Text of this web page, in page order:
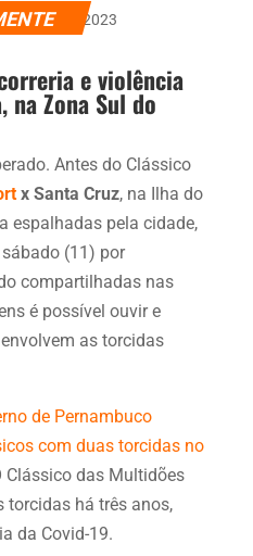
março de 2023
e violência
Zona Sul do
Antes do Clássico
x Santa Cruz, na Ilha do
espalhadas pela cidade,
(11) por
compartilhadas nas
é possível ouvir e
as torcidas
de Pernambuco
com duas torcidas no
Clássico das Multidões
torcidas há três anos,
da Covid-19.